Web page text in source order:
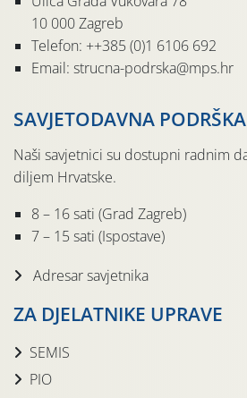
10 000 Zagreb
Telefon: ++385 (0)1 6106 692
Email: strucna-podrska@mps.hr
SAVJETODAVNA PODRŠKA
Naši savjetnici su dostupni radnim
diljem Hrvatske.
8 – 16 sati (Grad Zagreb)
7 – 15 sati (Ispostave)
Adresar savjetnika
ZA DJELATNIKE UPRAVE
SEMIS
PIO